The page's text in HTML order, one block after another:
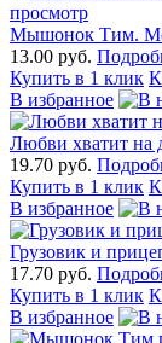
просмотр
Мышонок Тим.
13.00 руб.
Купить в 1 клик
В избранное
Любви хватит на
19.70 руб.
Купить в 1 клик
В избранное
Грузовик и
17.70 руб.
Купить в 1 клик
В избранное